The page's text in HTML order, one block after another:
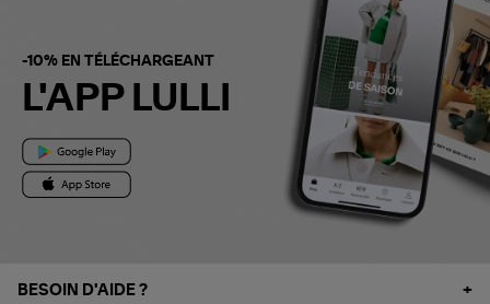
-10% EN TÉLÉCHARGEANT
L'APP LULLI
BESOIN D'AIDE ?